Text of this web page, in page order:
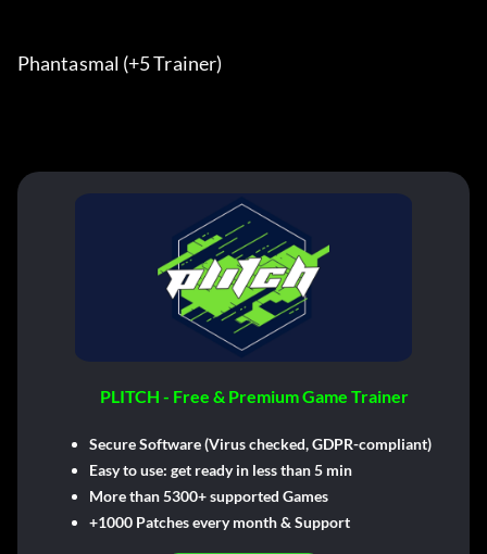
Phantasmal (+5 Trainer)
PLITCH - Free & Premium Game Trainer
Secure Software (Virus checked, GDPR-compliant)
Easy to use: get ready in less than 5 min
More than 5300+ supported Games
+1000 Patches every month & Support